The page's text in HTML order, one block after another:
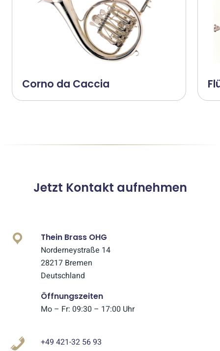
Corno da Caccia
Jetzt Kontakt aufnehmen
Thein Brass OHG
Norderneystraße 14
28217 Bremen
Deutschland
Öffnungszeiten
Mo – Fr: 09:30 – 17:00 Uhr
+49 421-32 56 93